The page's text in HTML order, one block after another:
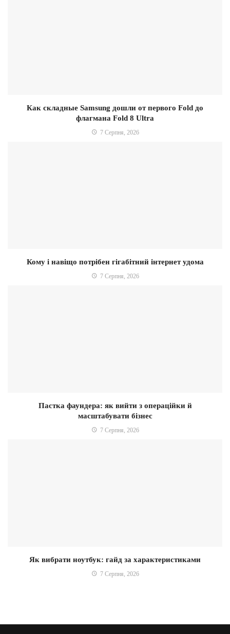
Как складные Samsung дошли от первого Fold до
флагмана Fold 8 Ultra
7 Серпня, 2026
Кому і навіщо потрібен гігабітний інтернет удома
7 Серпня, 2026
Пастка фаундера: як вийти з операційки й
масштабувати бізнес
7 Серпня, 2026
Як вибрати ноутбук: гайд за характеристиками
7 Серпня, 2026